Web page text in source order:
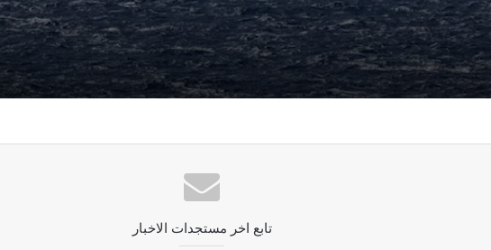
هرمز وباب المندب عقب استهداف اليمن ناقلة سعودية
تابع اخر مستجدات الاخبار